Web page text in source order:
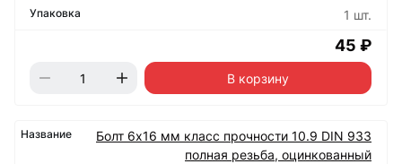
1 шт.
45 ₽
В корзину
Болт 6х16 мм класс прочности 10.9 DIN 933
полная резьба, оцинкованный